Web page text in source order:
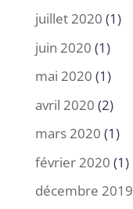
juillet 2020 (1)
juin 2020 (1)
mai 2020 (1)
avril 2020 (2)
mars 2020 (1)
février 2020 (1)
décembre 2019